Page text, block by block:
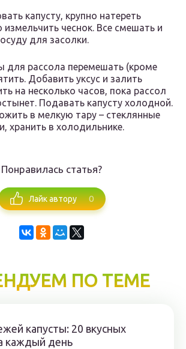
капусту, крупно натереть
чеснок. Все смешать и
для засолки.
для рассола перемешать (кроме
Добавить уксус и залить
на несколько часов, пока рассол
Подавать капусту холодной.
в мелкую тару – стеклянные
хранить в холодильнике.
Понравилась статья?
Лайк автору 0
ПО ТЕМЕ
капусты: 20 вкусных
каждый день